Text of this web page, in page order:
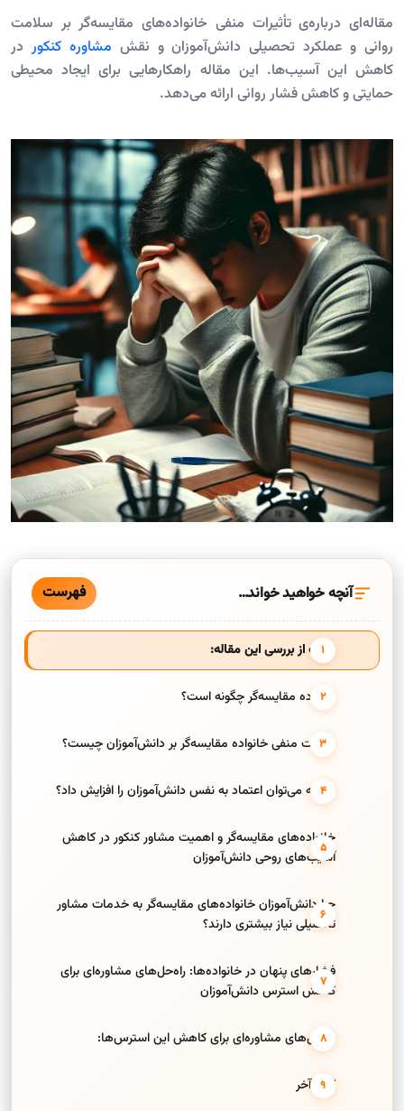
مقاله‌ای درباره‌ی تأثیرات منفی خانواده‌های مقایسه‌گر بر سلامت
روانی و عملکرد تحصیلی دانش‌آموزان و نقش مشاوره کنکور در
کاهش این آسیب‌ها. این مقاله راهکارهایی برای ایجاد محیطی
حمایتی و کاهش فشار روانی ارائه می‌دهد.
آنچه خواهید خواند… فهرست
هدف از بررسی این مقاله:
خانواده مقایسه‌گر چگونه است؟
تأثیرات منفی خانواده مقایسه‌گر بر دانش‌آموزان چیست؟
چگونه می‌توان اعتماد به نفس دانش‌آموزان را افزایش داد؟
خانواده‌های مقایسه‌گر و اهمیت مشاور کنکور در کاهش
آسیب‌های روحی دانش‌آموزان
چرا دانش‌آموزان خانواده‌های مقایسه‌گر به خدمات مشاور
تحصیلی نیاز بیشتری دارند؟
فشارهای پنهان در خانواده‌ها: راه‌حل‌های مشاوره‌ای برای
کاهش استرس دانش‌آموزان
راه‌حل‌های مشاوره‌ای برای کاهش این استرس‌ها:
کلام آخر